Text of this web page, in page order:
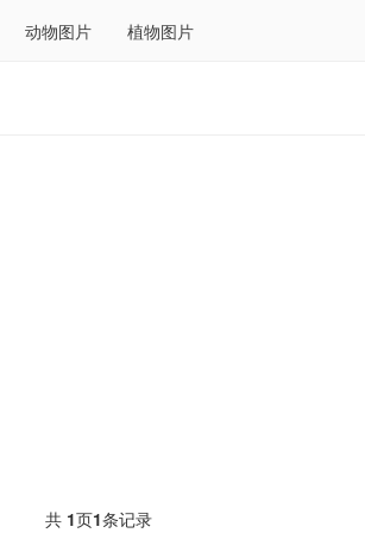
动物图片 植物图片
共 1页1条记录